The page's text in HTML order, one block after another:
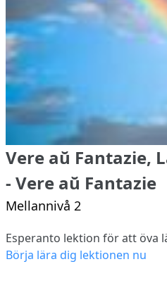
Vere aŭ Fantazie,
- Vere aŭ Fantazie
Mellannivå 2
Esperanto lektion för att öva
Börja lära dig lektionen nu